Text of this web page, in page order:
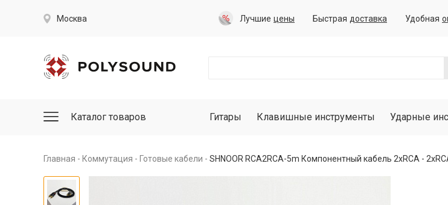
Москва Лучшие цены Быстрая доставка Удобная
Каталог товаров Гитары Клавишные инструменты Ударные
Главная Коммутация Готовые кабели SHNOOR RCA2RCA-5m Компонентный кабель 2хRCA -